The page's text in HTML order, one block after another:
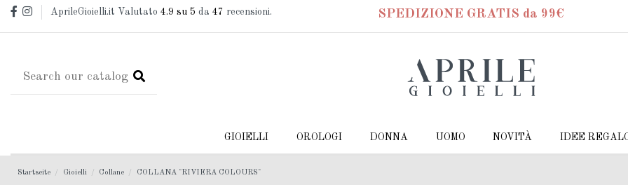
AprileGioielli.it Valutato4.9 su 5 da47 recensioni. SPEDIZIONE GRATIS da 99€
GIOIELLI OROLOGI DONNA UOMO NOVITÀ IDEE
Startseite Gioielli Collane COLLANA "RIVIERA COLOURS"